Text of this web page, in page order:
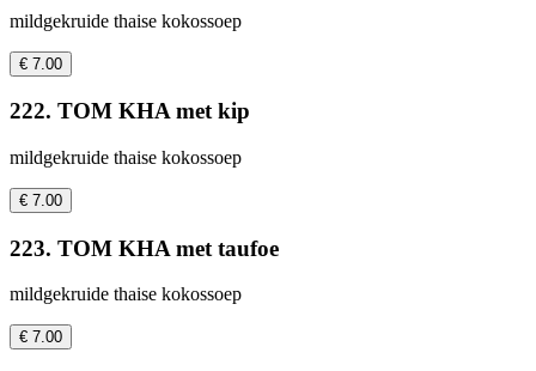
mildgekruide thaise kokossoep
€ 7.00
222. TOM KHA met kip
mildgekruide thaise kokossoep
€ 7.00
223. TOM KHA met taufoe
mildgekruide thaise kokossoep
€ 7.00